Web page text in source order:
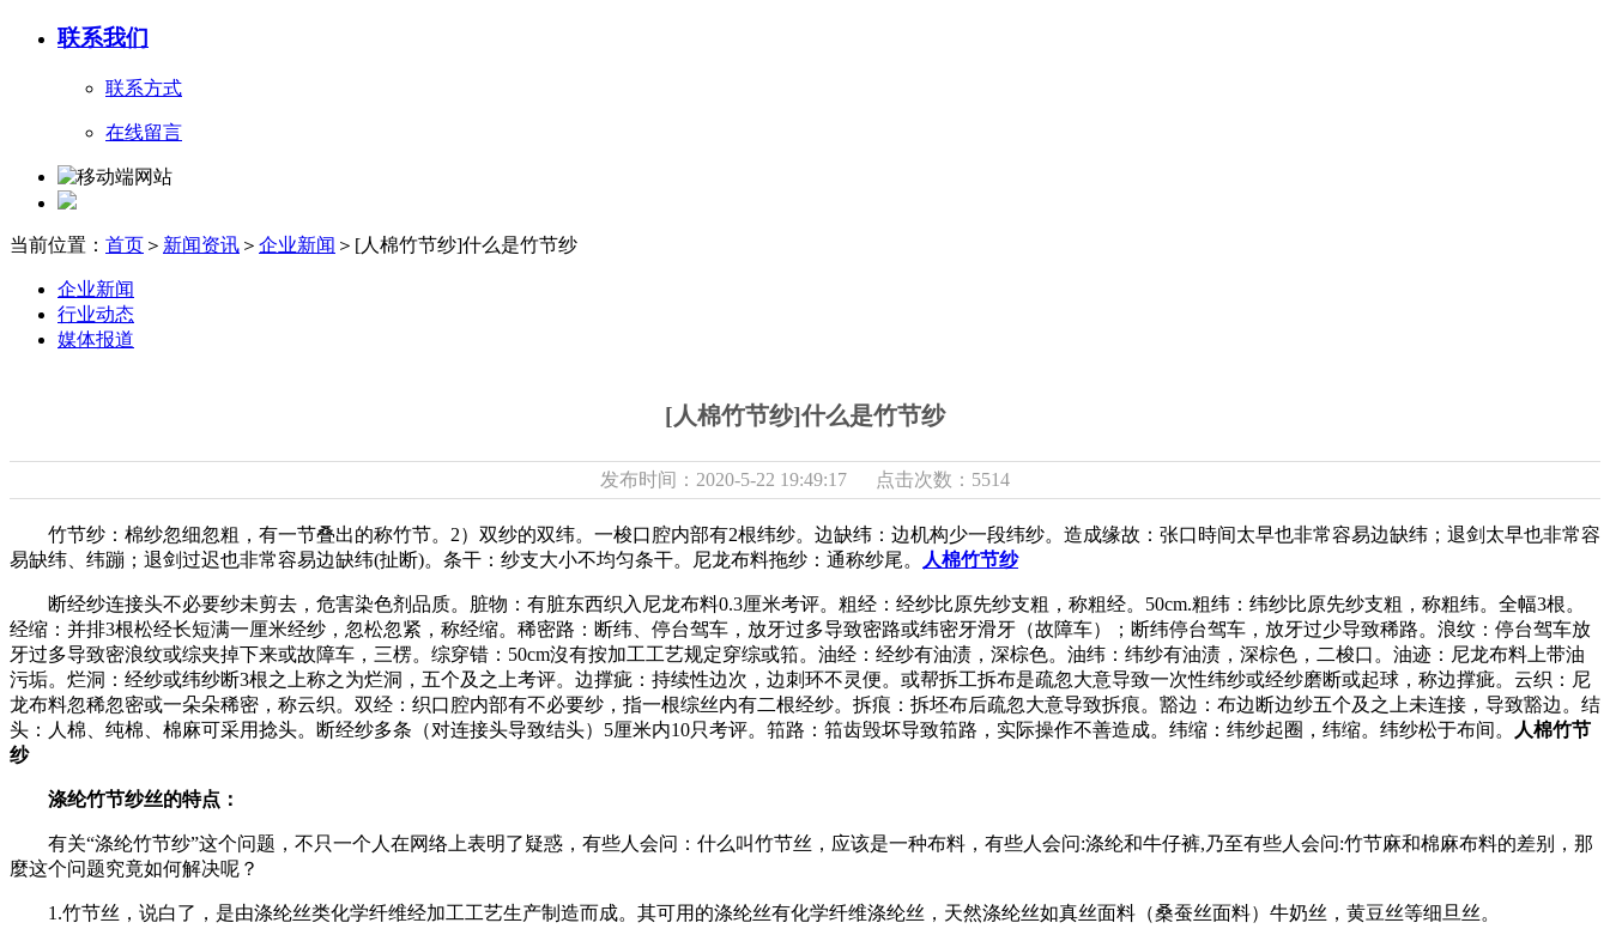
联系我们
联系方式
在线留言
当前位置： 首页 ＞ 新闻资讯 ＞ 企业新闻 ＞[人棉竹节纱]什么是竹节纱
企业新闻
行业动态
媒体报道
[人棉竹节纱]什么是竹节纱
发布时间：2020-5-22 19:49:17 点击次数：5514
竹节纱：棉纱忽细忽粗，有一节叠出的称竹节。2）双纱的双纬。一梭口腔内部有2根纬纱。边缺纬：边机构少一段纬纱。造成缘故：张口時间太早也非常容易边缺纬；退剑太早也非常容
易缺纬、纬蹦；退剑过迟也非常容易边缺纬(扯断)。条干：纱支大小不均匀条干。尼龙布料拖纱：通称纱尾。
人棉竹节纱
断经纱连接头不必要纱未剪去，危害染色剂品质。脏物：有脏东西织入尼龙布料0.3厘米考评。粗经：经纱比原先纱支粗，称粗经。50cm.粗纬：纬纱比原先纱支粗，称粗纬。全幅3根。
经缩：并排3根松经长短满一厘米经纱，忽松忽紧，称经缩。稀密路：断纬、停台驾车，放牙过多导致密路或纬密牙滑牙（故障车）；断纬停台驾车，放牙过少导致稀路。浪纹：停台驾车放
牙过多导致密浪纹或综夹掉下来或故障车，三楞。综穿错：50cm沒有按加工工艺规定穿综或筘。油经：经纱有油渍，深棕色。油纬：纬纱有油渍，深棕色，二梭口。油迹：尼龙布料上带油
污垢。烂洞：经纱或纬纱断3根之上称之为烂洞，五个及之上考评。边撑疵：持续性边次，边刺环不灵便。或帮拆工拆布是疏忽大意导致一次性纬纱或经纱磨断或起球，称边撑疵。云织：尼
龙布料忽稀忽密或一朵朵稀密，称云织。双经：织口腔内部有不必要纱，指一根综丝内有二根经纱。拆痕：拆坯布后疏忽大意导致拆痕。豁边：布边断边纱五个及之上未连接，导致豁边。结
头：人棉、纯棉、棉麻可采用捻头。断经纱多条（对连接头导致结头）5厘米内10只考评。筘路：筘齿毁坏导致筘路，实际操作不善造成。纬缩：纬纱起圈，纬缩。纬纱松于布间。
人棉竹节
纱
涤纶竹节纱丝的特点：
有关“涤纶竹节纱”这个问题，不只一个人在网络上表明了疑惑，有些人会问：什么叫竹节丝，应该是一种布料，有些人会问:涤纶和牛仔裤,乃至有些人会问:竹节麻和棉麻布料的差别，那
麼这个问题究竟如何解决呢？
1.竹节丝，说白了，是由涤纶丝类化学纤维经加工工艺生产制造而成。其可用的涤纶丝有化学纤维涤纶丝，天然涤纶丝如真丝面料（桑蚕丝面料）牛奶丝，黄豆丝等细旦丝。